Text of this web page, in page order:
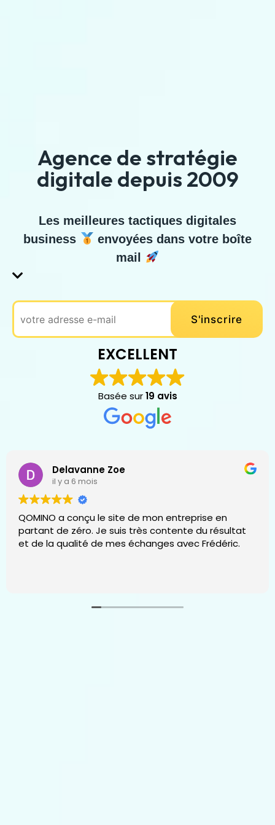
Agence de stratégie
digitale depuis 2009
Les meilleures tactiques digitales
business
envoyées dans votre boîte
mail
EXCELLENT
Basée sur19 avis
Delavanne Zoe
il y a 6 mois
QOMINO a conçu le site de mon entreprise en
partant de zéro. Je suis très contente du résultat
et de la qualité de mes échanges avec Frédéric.